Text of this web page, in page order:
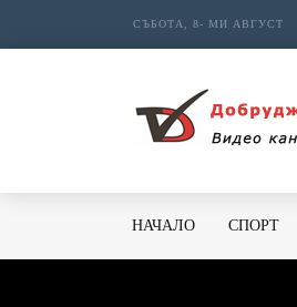
СЪБОТА, 8- МИ АВГУСТ
НАЧАЛО СПОРТ